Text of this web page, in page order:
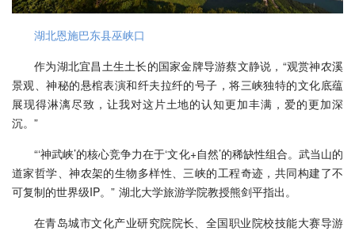
湖北恩施巴东县巫峡口
作为湖北宜昌土生土长的国家金牌导游蔡文静说，“观赏神农溪
景观、神秘的悬棺表演和纤夫拉纤的号子，将三峡独特的文化底蕴
展现得淋漓尽致，让我对这片土地的认知更加丰满，爱的更加深
沉。”
“‘神武峡’的核心竞争力在于‘文化+自然’的稀缺性组合。武当山的
道家哲学、神农架的生物多样性、三峡的工程奇迹，共同构建了不
可复制的世界级IP。” 湖北大学旅游学院教授熊剑平指出。
在青岛城市文化产业研究院院长、全国职业院校技能大赛导游